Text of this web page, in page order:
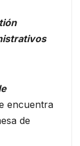
encuentra
de